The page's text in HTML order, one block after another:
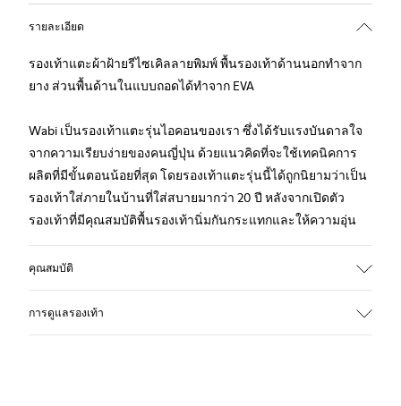
รายละเอียด
รองเท้าแตะผ้าฝ้ายรีไซเคิลลายพิมพ์ พื้นรองเท้าด้านนอกทำจาก
ยาง ส่วนพื้นด้านในแบบถอดได้ทำจาก EVA
Wabi เป็นรองเท้าแตะรุ่นไอคอนของเรา ซึ่งได้รับแรงบันดาลใจ
จากความเรียบง่ายของคนญี่ปุ่น ด้วยแนวคิดที่จะใช้เทคนิคการ
ผลิตที่มีขั้นตอนน้อยที่สุด โดยรองเท้าแตะรุ่นนี้ได้ถูกนิยามว่าเป็น
รองเท้าใส่ภายในบ้านที่ใส่สบายมากว่า 20 ปี หลังจากเปิดตัว
รองเท้าที่มีคุณสมบัติพื้นรองเท้านิ่มกันกระแทกและให้ความอุ่น
คุณสมบัติ
ผ้าธรรมชาติ (70% ผ้าฝ้ายรีไซเคิล)
การดูแลรองเท้า